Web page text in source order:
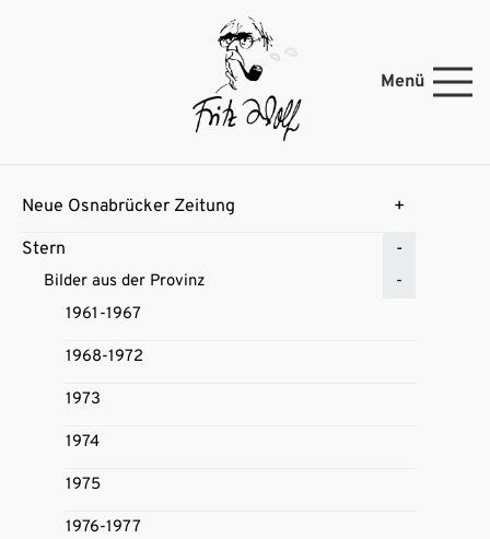
Menü
Neue Osnabrücker Zeitung
Stern
Bilder aus der Provinz
1961-1967
1968-1972
1973
1974
1975
1976-1977